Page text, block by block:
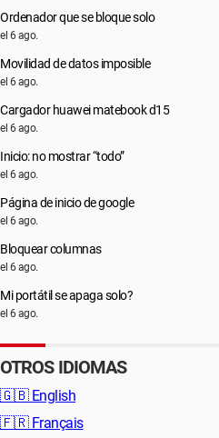
Ordenador que se bloque solo
el 6 ago.
Movilidad de datos imposible
el 6 ago.
Cargador huawei matebook d15
el 6 ago.
Inicio: no mostrar “todo”
el 6 ago.
Página de inicio de google
el 6 ago.
Bloquear columnas
el 6 ago.
Mi portátil se apaga solo?
el 6 ago.
OTROS IDIOMAS
🇬🇧 English
🇫🇷 Français